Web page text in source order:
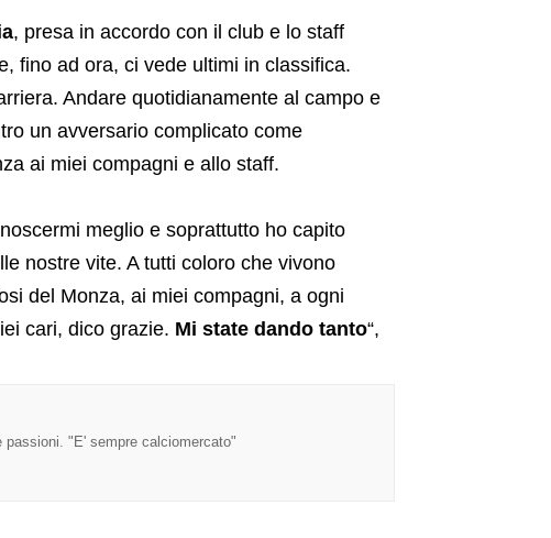
, presa in accordo con il club e lo staff
fino ad ora, ci vede ultimi in classifica.
Andare quotidianamente al campo e
un avversario complicato come
ai miei compagni e allo staff.
meglio e soprattutto ho capito
nostre vite. A tutti coloro che vivono
del Monza, ai miei compagni, a ogni
cari, dico grazie. Mi state dando tanto“,
"E' sempre calciomercato"